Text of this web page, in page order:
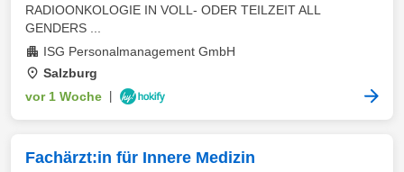
RADIOONKOLOGIE IN VOLL- ODER TEILZEIT ALL
GENDERS ...
ISG Personalmanagement GmbH
Salzburg
vor 1 Woche
Fachärzt:in für Innere Medizin